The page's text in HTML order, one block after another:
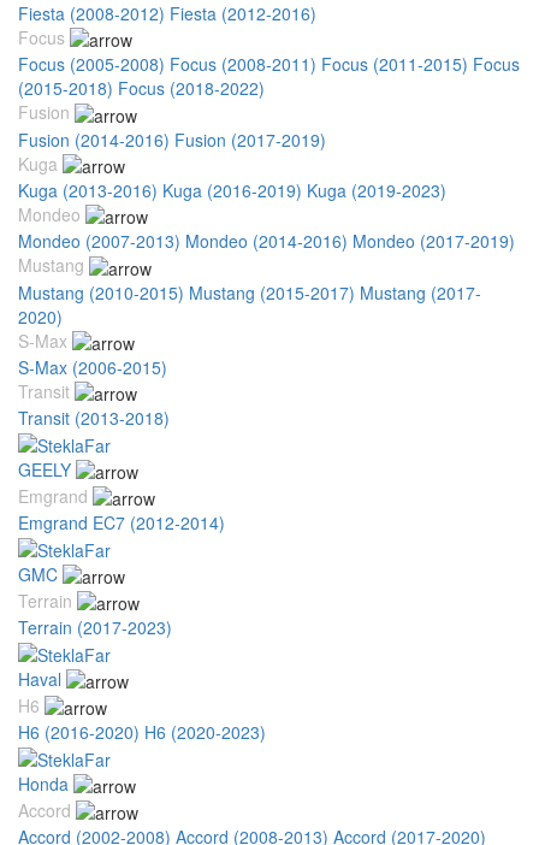
Fiesta (2008-2012) Fiesta (2012-2016)
Focus
Focus (2005-2008) Focus (2008-2011) Focus (2011-2015) Focus
(2015-2018) Focus (2018-2022)
Fusion
Fusion (2014-2016) Fusion (2017-2019)
Kuga
Kuga (2013-2016) Kuga (2016-2019) Kuga (2019-2023)
Mondeo
Mondeo (2007-2013) Mondeo (2014-2016) Mondeo (2017-2019)
Mustang
Mustang (2010-2015) Mustang (2015-2017) Mustang (2017-
2020)
S-Max
S-Max (2006-2015)
Transit
Transit (2013-2018)
GEELY
Emgrand
Emgrand EC7 (2012-2014)
GMC
Terrain
Terrain (2017-2023)
Haval
H6
H6 (2016-2020) H6 (2020-2023)
Honda
Accord
Accord (2002-2008) Accord (2008-2013) Accord (2017-2020)